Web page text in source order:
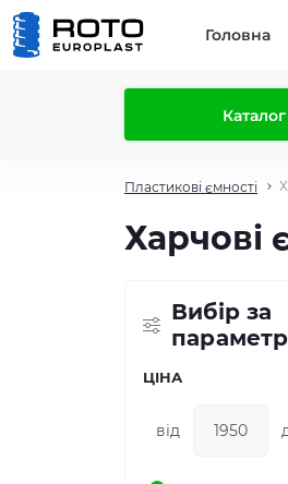
Головна
Каталог
Пластикові ємності
Харчові
Вибір за
ЦІНА
від